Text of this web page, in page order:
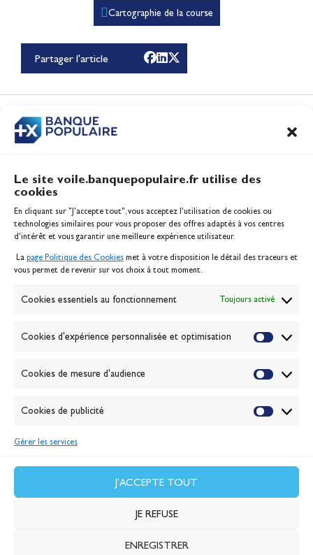
Le site voile.banquepopulaire.fr utilise des
cookies
En cliquant sur "J'accepte tout", vous acceptez l’utilisation de cookies ou
technologies similaires pour vous proposer des offres adaptés à vos centres
d’intérêt et vous garantir une meilleure expérience utilisateur.
La page Politique des Cookies met à votre disposition le détail des traceurs et
vous permet de revenir sur vos choix à tout moment.
Cookies essentiels au fonctionnement Toujours activé
Cookies d'expérience personnalisée et optimisation
Cookies de mesure d'audience
Cookies de publicité
Gérer les services
J'ACCEPTE TOUT
JE REFUSE
ENREGISTRER
Cartographie de la course
Partager l'article
CONTENUS
Le récap de Juin 2026
Inscription serveur média
Contact
Politique des cookies
Banque de la voile
Passion Voile TV
ABONNEZ-VOUS
J'accepte lapolitique de confidentialité